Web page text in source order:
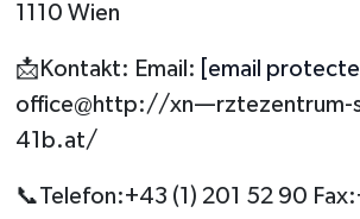
1110 Wien
📩Kontakt: Email: [email
office@http://xn—rztezentrum-
41b.at/
📞Telefon:+43 (1) 201 52 90